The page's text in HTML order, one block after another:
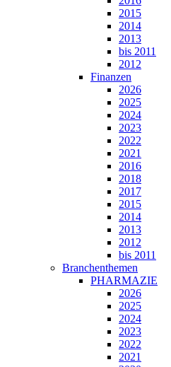
2015
2014
2013
bis 2011
2012
Finanzen
2026
2025
2024
2023
2022
2021
2016
2018
2017
2015
2014
2013
2012
bis 2011
Branchenthemen
PHARMAZIE
2026
2025
2024
2023
2022
2021